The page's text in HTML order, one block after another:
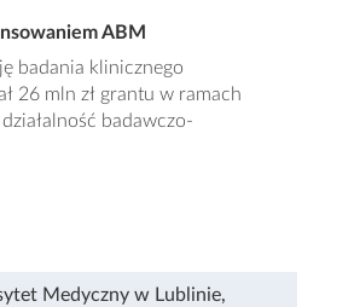
ABM
badania klinicznego
26 mln zł grantu w ramach
badawczo-
Medyczny w Lublinie,